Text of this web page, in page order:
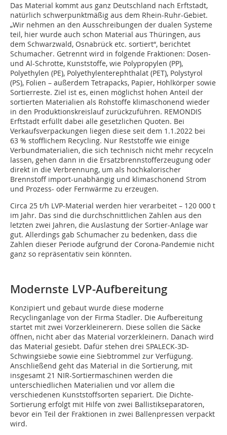
Das Material kommt aus ganz Deutschland nach Erftstadt,
natürlich schwerpunktmäßig aus dem Rhein-Ruhr-Gebiet.
„Wir nehmen an den Ausschreibungen der dualen Systeme
teil, hier wurde auch schon Material aus Thüringen, aus
dem Schwarzwald, Osnabrück etc. sortiert“, berichtet
Schumacher. Getrennt wird in folgende Fraktionen: Dosen-
und Al-Schrotte, Kunststoffe, wie Polypropylen (PP),
Polyethylen (PE), Polyethylenterephthalat (PET), Polystyrol
(PS), Folien – außerdem Tetrapacks, Papier, Hohlkörper sowie
Sortierreste. Ziel ist es, einen möglichst hohen Anteil der
sortierten Materialien als Rohstoffe klimaschonend wieder
in den Produktionskreislauf zurückzuführen. REMONDIS
Erftstadt erfüllt dabei alle gesetzlichen Quoten. Bei
Verkaufsverpackungen liegen diese seit dem 1.1.2022 bei
63 % stofflichem Recycling. Nur Reststoffe wie einige
Verbundmaterialien, die sich technisch nicht mehr recyceln
lassen, gehen dann in die Ersatzbrennstofferzeugung oder
direkt in die Verbrennung, um als hochkalorischer
Brennstoff import-unabhängig und klimaschonend Strom
und Prozess- oder Fernwärme zu erzeugen.
Circa 25 t/h LVP-Material werden hier verarbeitet – 120 000 t
im Jahr. Das sind die durchschnittlichen Zahlen aus den
letzten zwei Jahren, die Auslastung der Sortier-Anlage war
gut. Allerdings gab Schumacher zu bedenken, dass die
Zahlen dieser Periode aufgrund der Corona-Pandemie nicht
ganz so repräsentativ sein könnten.
Modernste LVP-Aufbereitung
Konzipiert und gebaut wurde diese moderne
Recyclinganlage von der Firma Stadler. Die Aufbereitung
startet mit zwei Vorzerkleinerern. Diese sollen die Säcke
öffnen, nicht aber das Material vorzerkleinern. Danach wird
das Material gesiebt. Dafür stehen drei SPALECK-3D-
Schwingsiebe sowie eine Siebtrommel zur Verfügung.
Anschließend geht das Material in die Sortierung, mit
insgesamt 21 NIR-Sortiermaschinen werden die
unterschiedlichen Materialien und vor allem die
verschiedenen Kunststoffsorten separiert. Die Dichte-
Sortierung erfolgt mit Hilfe von zwei Ballistikseparatoren,
bevor ein Teil der Fraktionen in zwei Ballenpressen verpackt
wird.